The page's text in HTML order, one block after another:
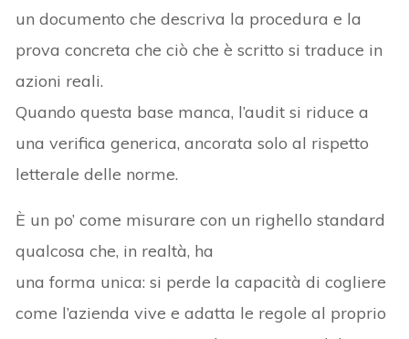
un documento che descriva la procedura e la
prova concreta che ciò che è scritto si traduce in
azioni reali.
Quando questa base manca, l’audit si riduce a
una verifica generica, ancorata solo al rispetto
letterale delle norme.
È un po’ come misurare con un righello standard
qualcosa che, in realtà, ha
una forma unica: si perde la capacità di cogliere
come l’azienda vive e adatta le regole al proprio